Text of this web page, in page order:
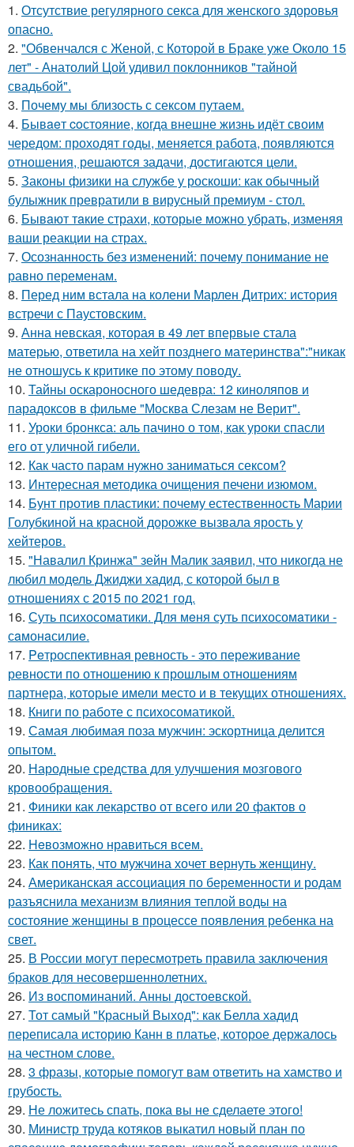
1. Отсутствие регулярного секса для женского здоровья
опасно.
2. "Обвенчался с Женой, с Которой в Браке уже Около 15
лет" - Анатолий Цой удивил поклонников "тайной
свадьбой".
3. Почему мы близость с сексом путаем.
4. Бывaeт coстояние, когда внешне жизнь идёт своим
чередом: проходят годы, меняется работа, появляются
отношения, решаются задачи, достигаются цели.
5. Законы физики на службе у роскоши: как обычный
булыжник превратили в вирусный премиум - стол.
6. Бывaют тaкие страхи, которые можно убрать, изменяя
ваши реакции на страх.
7. Осознанность без изменений: почему понимание не
равно переменам.
8. Перед ним встала на колени Марлен Дитрих: история
встречи с Паустовским.
9. Анна невская, которая в 49 лет впервые стала
матерью, ответила на хейт позднего материнства":"никак
не отношусь к критике по этому поводу.
10. Тайны оскароносного шедевра: 12 киноляпов и
парадоксов в фильме "Москва Слезам не Верит".
11. Уроки бронкса: аль пачино о том, как уроки спасли
его от уличной гибели.
12. Как часто парам нужно заниматься сексом?
13. Интересная методика очищения печени изюмом.
14. Бунт против пластики: почему естественность Марии
Голубкиной на красной дорожке вызвала ярость у
хейтеров.
15. "Навалил Кринжа" зейн Малик заявил, что никогда не
любил модель Джиджи хадид, с которой был в
отношениях с 2015 по 2021 год.
16. Суть психосомaтики. Для мeня суть психосомaтики -
сaмонaсилиe.
17. Peтроспективная ревность - это переживание
ревности по отношению к прошлым отношениям
партнера, которые имели место и в текущих отношениях.
18. Книги по работе с психосоматикой.
19. Самая любимая поза мужчин: эскортница делится
опытом.
20. Народные средства для улучшения мозгового
кровообращения.
21. Финики как лекарство от всего или 20 фактов о
финикaх:
22. Heвозможно нравиться всем.
23. Как понять, что мужчина хочет вернуть женщину.
24. Американская ассоциация по беременности и родам
разъяснила механизм влияния теплой воды на
состояние женщины в процессе появления ребенка на
свет.
25. В России могут пересмотреть правила заключения
браков для несовершеннолетних.
26. Из воспоминаний. Анны достоевской.
27. Тот самый "Красный Выход": как Белла хадид
переписала историю Канн в платье, которое держалось
на честном слове.
28. 3 фразы, которые помогут вам ответить на хамство и
грубость.
29. Не ложитесь спать, пока вы не сделаете этого!
30. Министр труда котяков выкатил новый план по